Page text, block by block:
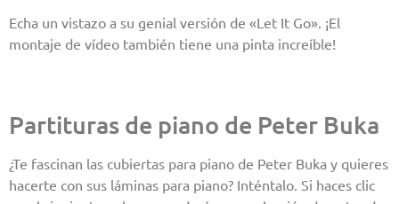
Echa un vistazo a su genial versión de «Let It Go». ¡El
montaje de vídeo también tiene una pinta increíble!
Partituras de piano de Peter Buka
¿Te fascinan las cubiertas para piano de Peter Buka y quieres
hacerte con sus láminas para piano? Inténtalo. Si haces clic